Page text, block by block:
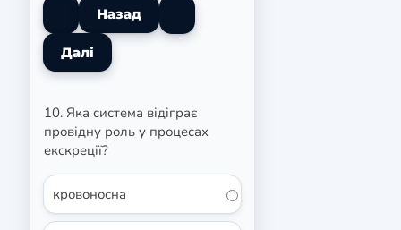
10. Яка система відіграє
провідну роль у процесах
екскреції?
кровоносна